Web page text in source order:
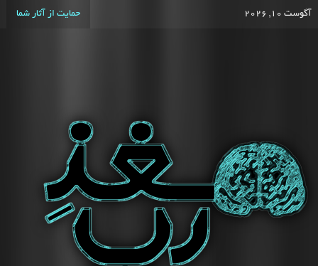
آگوست 10, 2026 حمایت از آثار شما